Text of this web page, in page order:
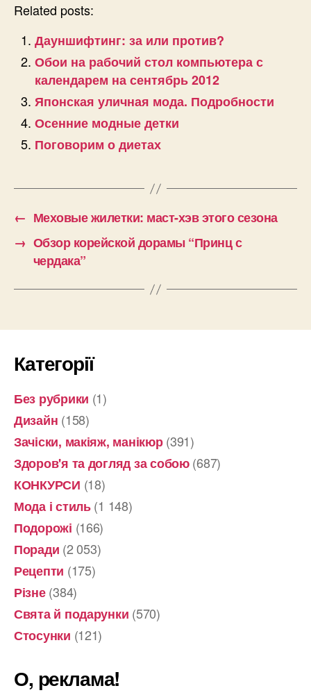
Related posts:
Дауншифтинг: за или против?
Обои на рабочий стол компьютера с
календарем на сентябрь 2012
Японская уличная мода. Подробности
Осенние модные детки
Поговорим о диетах
← Меховые жилетки: маст-хэв этого сезона
→ Обзор корейской дорамы “Принц с
чердака”
Категорії
Без рубрики (1)
Дизайн (158)
Зачіски, макіяж, манікюр(391)
Здоров'я та догляд за собою(687)
КОНКУРСИ (18)
Мода і стиль(1 148)
Подорожі (166)
Поради (2 053)
Рецепти (175)
Різне(384)
Свята й подарунки (570)
Стосунки (121)
О, реклама!